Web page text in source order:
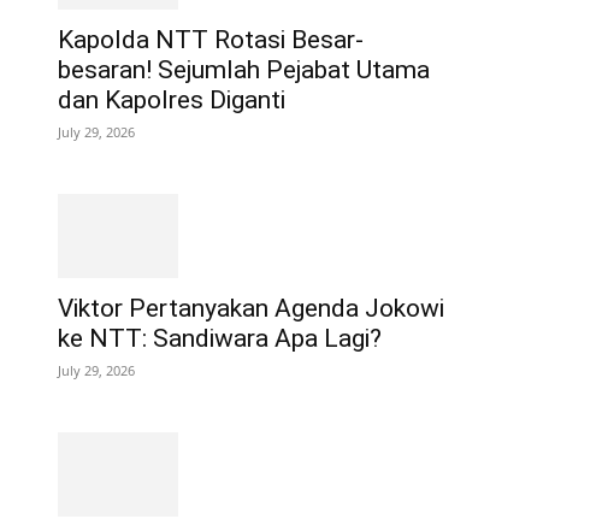
Kapolda NTT Rotasi Besar-
besaran! Sejumlah Pejabat Utama
dan Kapolres Diganti
July 29, 2026
Viktor Pertanyakan Agenda Jokowi
ke NTT: Sandiwara Apa Lagi?
July 29, 2026